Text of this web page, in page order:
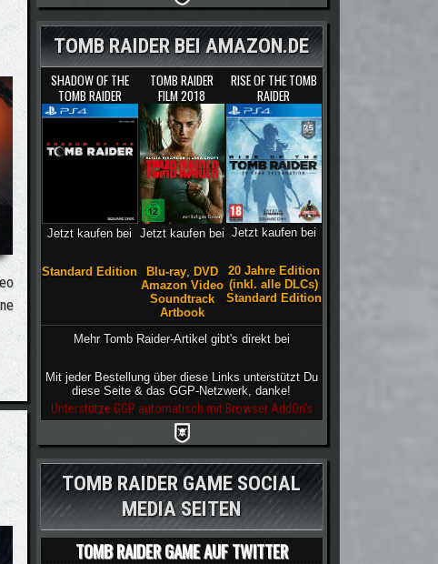
"UNDERWATER SURVIVAL"-VIDEO ZEIGT LARA BEIM
TOMB RAIDER BEI AMAZON.DE
SHADOW OF THE
TOMB RAIDER
Jetzt kaufen bei
Standard Edition
TOMB RAIDER
FILM 2018
Jetzt kaufen bei
Blu-ray, DVD
Amazon Video
Soundtrack
Artbook
RISE OF THE TOMB
RAIDER
Jetzt kaufen bei
20 Jahre Edition
(inkl. alle DLCs)
Standard Edition
Mehr Tomb Raider-Artikel gibt's direkt bei
Mit jeder Bestellung über diese Links unterstützt Du
diese Seite & das GGP-Netzwerk, danke!
Unterstütze GGP automatisch mit Browser AddOn's
TOMB RAIDER GAME SOCIAL
MEDIA SEITEN
TOMB RAIDER GAME AUF TWITTER